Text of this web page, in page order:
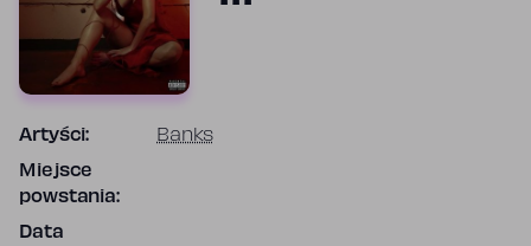
Artyści: Banks
Miejsce
powstania:
Data